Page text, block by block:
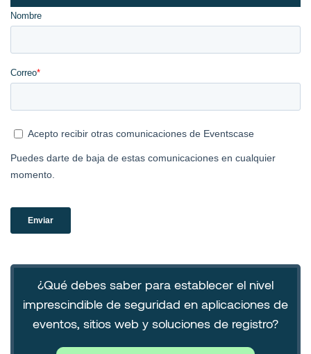
¿Qué debes saber para establecer el nivel
imprescindible de seguridad en aplicaciones de
eventos, sitios web y soluciones de registro?